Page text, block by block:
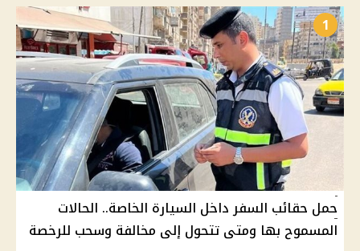
1
حمل حقائب السفر داخل السيارة الخاصة.. الحالات
المسموح بها ومتى تتحول إلى مخالفة وسحب للرخصة